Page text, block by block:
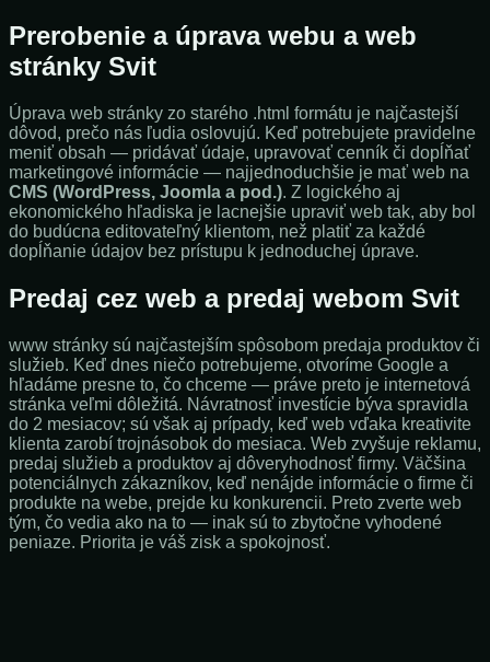
Prerobenie a úprava webu a web
stránky Svit
Úprava web stránky zo starého .html formátu je najčastejší
dôvod, prečo nás ľudia oslovujú. Keď potrebujete pravidelne
meniť obsah — pridávať údaje, upravovať cenník či dopĺňať
marketingové informácie — najjednoduchšie je mať web na
CMS (WordPress, Joomla a pod.). Z logického aj
ekonomického hľadiska je lacnejšie upraviť web tak, aby bol
do budúcna editovateľný klientom, než platiť za každé
dopĺňanie údajov bez prístupu k jednoduchej úprave.
Predaj cez web a predaj webom Svit
www stránky sú najčastejším spôsobom predaja produktov či
služieb. Keď dnes niečo potrebujeme, otvoríme Google a
hľadáme presne to, čo chceme — práve preto je internetová
stránka veľmi dôležitá. Návratnosť investície býva spravidla
do 2 mesiacov; sú však aj prípady, keď web vďaka kreativite
klienta zarobí trojnásobok do mesiaca. Web zvyšuje reklamu,
predaj služieb a produktov aj dôveryhodnosť firmy. Väčšina
potenciálnych zákazníkov, keď nenájde informácie o firme či
produkte na webe, prejde ku konkurencii. Preto zverte web
tým, čo vedia ako na to — inak sú to zbytočne vyhodené
peniaze. Priorita je váš zisk a spokojnosť.